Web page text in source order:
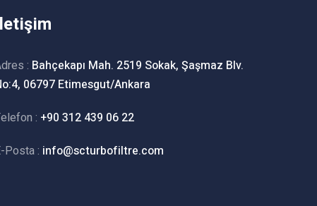
: Bahçekapı Mah. 2519 Sokak, Şaşmaz Blv.
06797 Etimesgut/Ankara
: +90 312 439 06 22
Posta : info@scturbofiltre.com